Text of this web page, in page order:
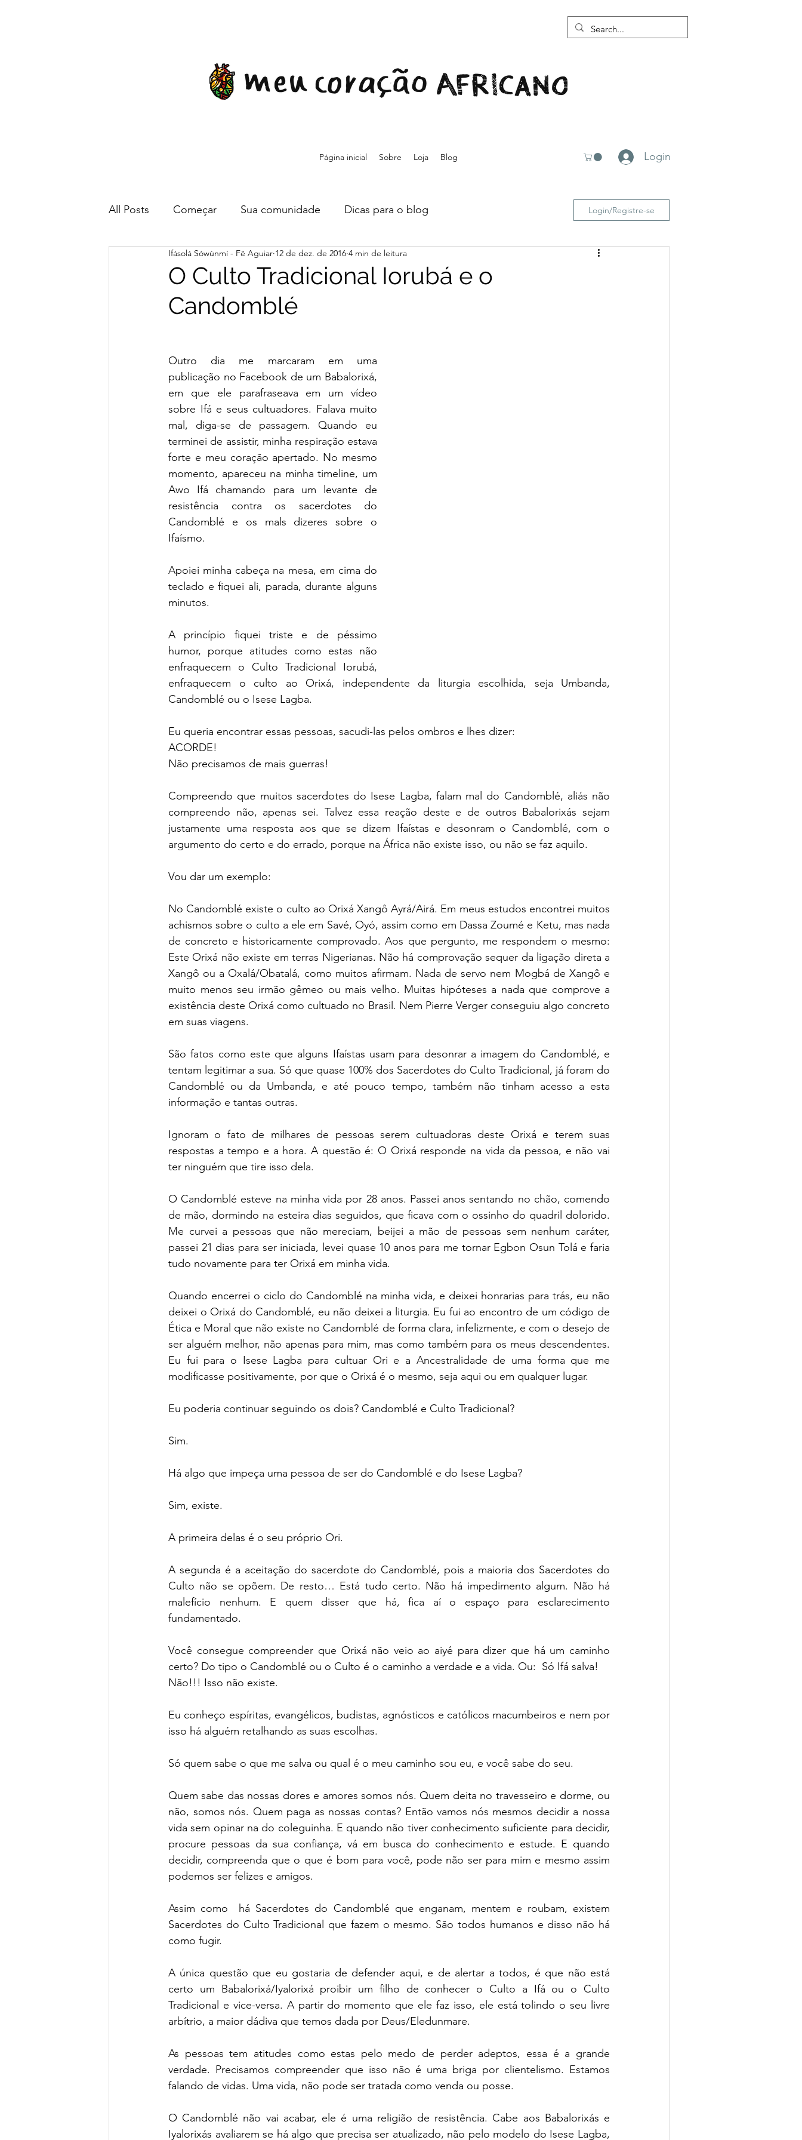
Página inicial Sobre Loja Blog Login
All Posts Começar Sua comunidade Dicas para o blog Login/Registre-se
O Culto Tradicional Iorubá e o
Candomblé
Ifásolá Sówùnmí - Fê Aguiar 12 de dez. de 2016 4 min de leitura
Outro dia me marcaram em uma
publicação no Facebook de um Babalorixá,
em que ele parafraseava em um vídeo
sobre Ifá e seus cultuadores. Falava muito
mal, diga-se de passagem. Quando eu
terminei de assistir, minha respiração estava
forte e meu coração apertado. No mesmo
momento, apareceu na minha timeline, um
Awo Ifá chamando para um levante de
resistência contra os sacerdotes do
Candomblé e os mals dizeres sobre o
Ifaísmo.
Apoiei minha cabeça na mesa, em cima do
teclado e fiquei ali, parada, durante alguns
minutos.
A princípio fiquei triste e de péssimo
humor, porque atitudes como estas não
enfraquecem o Culto Tradicional Iorubá,
enfraquecem o culto ao Orixá, independente da liturgia escolhida, seja Umbanda,
Candomblé ou o Isese Lagba.
Eu queria encontrar essas pessoas, sacudi-las pelos ombros e lhes dizer:
ACORDE!
Não precisamos de mais guerras!
Compreendo que muitos sacerdotes do Isese Lagba, falam mal do Candomblé, aliás não
compreendo não, apenas sei. Talvez essa reação deste e de outros Babalorixás sejam
justamente uma resposta aos que se dizem Ifaístas e desonram o Candomblé, com o
argumento do certo e do errado, porque na África não existe isso, ou não se faz aquilo.
Vou dar um exemplo:
No Candomblé existe o culto ao Orixá Xangô Ayrá/Airá. Em meus estudos encontrei muitos
achismos sobre o culto a ele em Savé, Oyó, assim como em Dassa Zoumé e Ketu, mas nada
de concreto e historicamente comprovado. Aos que pergunto, me respondem o mesmo:
Este Orixá não existe em terras Nigerianas. Não há comprovação sequer da ligação direta a
Xangô ou a Oxalá/Obatalá, como muitos afirmam. Nada de servo nem Mogbá de Xangô e
muito menos seu irmão gêmeo ou mais velho. Muitas hipóteses a nada que comprove a
existência deste Orixá como cultuado no Brasil. Nem Pierre Verger conseguiu algo concreto
em suas viagens.
São fatos como este que alguns Ifaístas usam para desonrar a imagem do Candomblé, e
tentam legitimar a sua. Só que quase 100% dos Sacerdotes do Culto Tradicional, já foram do
Candomblé ou da Umbanda, e até pouco tempo, também não tinham acesso a esta
informação e tantas outras.
Ignoram o fato de milhares de pessoas serem cultuadoras deste Orixá e terem suas
respostas a tempo e a hora. A questão é: O Orixá responde na vida da pessoa, e não vai
ter ninguém que tire isso dela.
O Candomblé esteve na minha vida por 28 anos. Passei anos sentando no chão, comendo
de mão, dormindo na esteira dias seguidos, que ficava com o ossinho do quadril dolorido.
Me curvei a pessoas que não mereciam, beijei a mão de pessoas sem nenhum caráter,
passei 21 dias para ser iniciada, levei quase 10 anos para me tornar Egbon Osun Tolá e faria
tudo novamente para ter Orixá em minha vida.
Quando encerrei o ciclo do Candomblé na minha vida, e deixei honrarias para trás, eu não
deixei o Orixá do Candomblé, eu não deixei a liturgia. Eu fui ao encontro de um código de
Ética e Moral que não existe no Candomblé de forma clara, infelizmente, e com o desejo de
ser alguém melhor, não apenas para mim, mas como também para os meus descendentes.
Eu fui para o Isese Lagba para cultuar Ori e a Ancestralidade de uma forma que me
modificasse positivamente, por que o Orixá é o mesmo, seja aqui ou em qualquer lugar.
Eu poderia continuar seguindo os dois? Candomblé e Culto Tradicional?
Sim.
Há algo que impeça uma pessoa de ser do Candomblé e do Isese Lagba?
Sim, existe.
A primeira delas é o seu próprio Ori.
A segunda é a aceitação do sacerdote do Candomblé, pois a maioria dos Sacerdotes do
Culto não se opõem. De resto… Está tudo certo. Não há impedimento algum. Não há
malefício nenhum. E quem disser que há, fica aí o espaço para esclarecimento
fundamentado.
Você consegue compreender que Orixá não veio ao aiyé para dizer que há um caminho
certo? Do tipo o Candomblé ou o Culto é o caminho a verdade e a vida. Ou:  Só Ifá salva!
Não!!! Isso não existe.
Eu conheço espíritas, evangélicos, budistas, agnósticos e católicos macumbeiros e nem por
isso há alguém retalhando as suas escolhas.
Só quem sabe o que me salva ou qual é o meu caminho sou eu, e você sabe do seu.
Quem sabe das nossas dores e amores somos nós. Quem deita no travesseiro e dorme, ou
não, somos nós. Quem paga as nossas contas? Então vamos nós mesmos decidir a nossa
vida sem opinar na do coleguinha. E quando não tiver conhecimento suficiente para decidir,
procure pessoas da sua confiança, vá em busca do conhecimento e estude. E quando
decidir, compreenda que o que é bom para você, pode não ser para mim e mesmo assim
podemos ser felizes e amigos.
Assim como  há Sacerdotes do Candomblé que enganam, mentem e roubam, existem
Sacerdotes do Culto Tradicional que fazem o mesmo. São todos humanos e disso não há
como fugir.
A única questão que eu gostaria de defender aqui, e de alertar a todos, é que não está
certo um Babalorixá/Iyalorixá proibir um filho de conhecer o Culto a Ifá ou o Culto
Tradicional e vice-versa. A partir do momento que ele faz isso, ele está tolindo o seu livre
arbítrio, a maior dádiva que temos dada por Deus/Eledunmare.
As pessoas tem atitudes como estas pelo medo de perder adeptos, essa é a grande
verdade. Precisamos compreender que isso não é uma briga por clientelismo. Estamos
falando de vidas. Uma vida, não pode ser tratada como venda ou posse.
O Candomblé não vai acabar, ele é uma religião de resistência. Cabe aos Babalorixás e
Iyalorixás avaliarem se há algo que precisa ser atualizado, não pelo modelo do Isese Lagba,